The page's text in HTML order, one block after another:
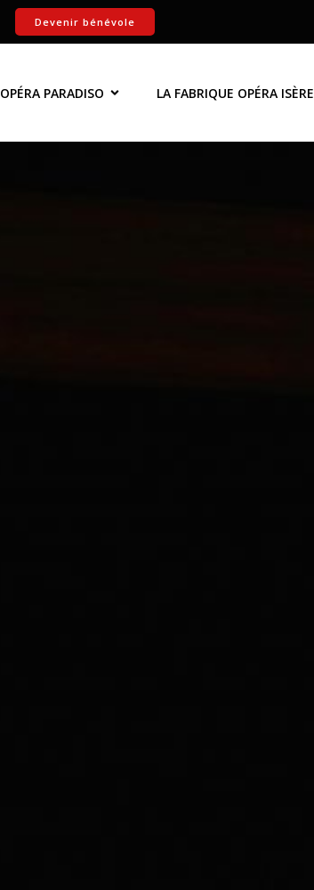
Devenir bénévole
OPÉRA PARADISO LA FABRIQUE OPÉRA ISÈRE